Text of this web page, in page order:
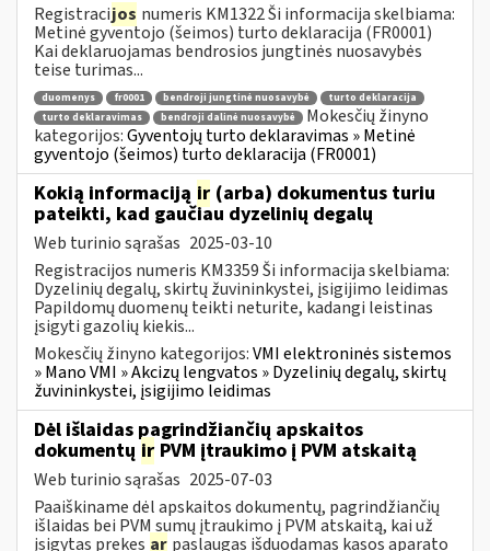
Registracijos numeris KM1322 Ši informacija skelbiama:
Metinė gyventojo (šeimos) turto deklaracija (FR0001)
Kai deklaruojamas bendrosios jungtinės nuosavybės
teise turimas...
duomenys fr0001 bendroji jungtinė nuosavybė
turto deklaracija
turto deklaravimas
bendroji dalinė nuosavybė
Mokesčių žinyno
kategorijos:Gyventojų turto deklaravimas » Metinė
gyventojo (šeimos) turto deklaracija (FR0001)
Kokią informaciją ir (arba) dokumentus turiu
pateikti, kad gaučiau dyzelinių degalų
Web turinio sąrašas 2025-03-10
Registracijos numeris KM3359 Ši informacija skelbiama:
Dyzelinių degalų, skirtų žuvininkystei, įsigijimo leidimas
Papildomų duomenų teikti neturite, kadangi leistinas
įsigyti gazolių kiekis...
Mokesčių žinyno kategorijos:VMI elektroninės sistemos
» Mano VMI » Akcizų lengvatos » Dyzelinių degalų, skirtų
žuvininkystei, įsigijimo leidimas
Dėl išlaidas pagrindžiančių apskaitos
dokumentų ir PVM įtraukimo į PVM atskaitą
Web turinio sąrašas 2025-07-03
Paaiškiname dėl apskaitos dokumentų, pagrindžiančių
išlaidas bei PVM sumų įtraukimo į PVM atskaitą, kai už
įsigytas prekes ar paslaugas išduodamas kasos aparato